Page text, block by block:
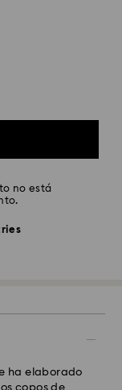
no está
ha elaborado
copos de